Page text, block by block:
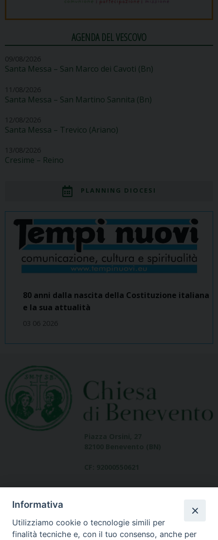
AGENDA DEL VESCOVO
09/08/2026
Santa Messa – San Marco dei Cavoti (Bn)
11/08/2026
Santa Messa – San Martino Sannita (Bn)
12/08/2026
Santa Messa – Trevico (Ariano)
13/08/2026
Cresime – Reino
PLANNING DIOCESI
80 anni dalla nascita della Costituzione italiana
e la sua attualità
03 06 2026
Informativa
Utilizziamo cookie o tecnologie simili per
finalità tecniche e, con il tuo consenso, anche per